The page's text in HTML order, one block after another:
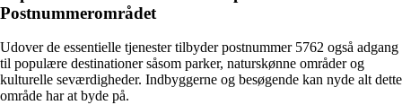
Postnummerområdet
Udover de essentielle tjenester tilbyder postnummer 5762 også adgang
til populære destinationer såsom parker, naturskønne områder og
kulturelle seværdigheder. Indbyggerne og besøgende kan nyde alt dette
område har at byde på.